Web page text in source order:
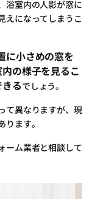
浴室内の人影が窓に
えになってしまうこ
に小さめの窓を
の様子を見るこ
るでしょう。
て異なりますが、現
ます。
ーム業者と相談して